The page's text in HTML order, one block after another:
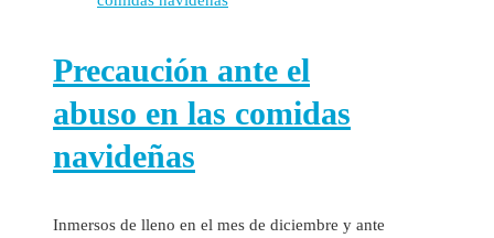
Precaución ante el
abuso en las comidas
navideñas
Inmersos de lleno en el mes de diciembre y ante